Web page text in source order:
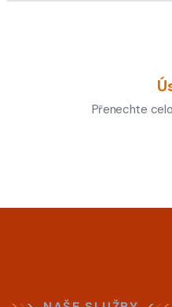
Přenechte